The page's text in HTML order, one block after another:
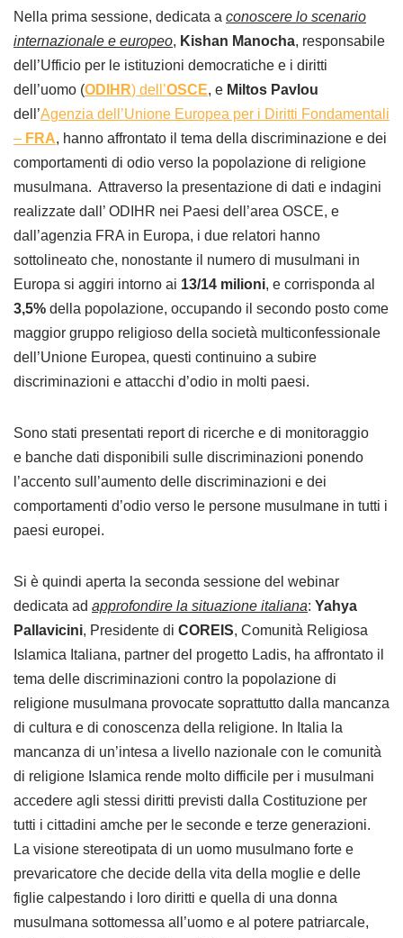
Nella prima sessione, dedicata a conoscere lo scenario
internazionale e europeo, Kishan Manocha, responsabile
dell’Ufficio per le istituzioni democratiche e i diritti
dell’uomo (ODIHR) dell’OSCE, e Miltos Pavlou
dell’Agenzia dell’Unione Europea per i Diritti Fondamentali
– FRA, hanno affrontato il tema della discriminazione e dei
comportamenti di odio verso la popolazione di religione
musulmana. Attraverso la presentazione di dati e indagini
realizzate dall’ ODIHR nei Paesi dell’area OSCE, e
dall’agenzia FRA in Europa, i due relatori hanno
sottolineato che, nonostante il numero di musulmani in
Europa si aggiri intorno ai 13/14 milioni, e corrisponda al
3,5% della popolazione, occupando il secondo posto come
maggior gruppo religioso della società multiconfessionale
dell’Unione Europea, questi continuino a subire
discriminazioni e attacchi d’odio in molti paesi.
Sono stati presentati report di ricerche e di monitoraggio
e banche dati disponibili sulle discriminazioni ponendo
l’accento sull’aumento delle discriminazioni e dei
comportamenti d’odio verso le persone musulmane in tutti i
paesi europei.
Si è quindi aperta la seconda sessione del webinar
dedicata ad approfondire la situazione italiana: Yahya
Pallavicini, Presidente di COREIS, Comunità Religiosa
Islamica Italiana, partner del progetto Ladis, ha affrontato il
tema delle discriminazioni contro la popolazione di
religione musulmana provocate soprattutto dalla mancanza
di cultura e di conoscenza della religione. In Italia la
mancanza di un’intesa a livello nazionale con le comunità
di religione Islamica rende molto difficile per i musulmani
accedere agli stessi diritti previsti dalla Costituzione per
tutti i cittadini amche per le seconde e terze generazioni.
La visione stereotipata di un uomo musulmano forte e
prevaricatore che decide della vita della moglie e delle
figlie calpestando i loro diritti e quella di una donna
musulmana sottomessa all’uomo e al potere patriarcale,